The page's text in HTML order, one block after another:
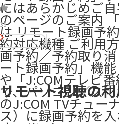
にはあらかじめご
のページのご案内
は リモート録画予
約対応機種 ご利用
画予約／予約取り
ート録画予約」機
や「J:COMテレビ
で、パソコン／ス
のJ:COM TVチュー
ス）に録画予約を
33
リモート視聴の